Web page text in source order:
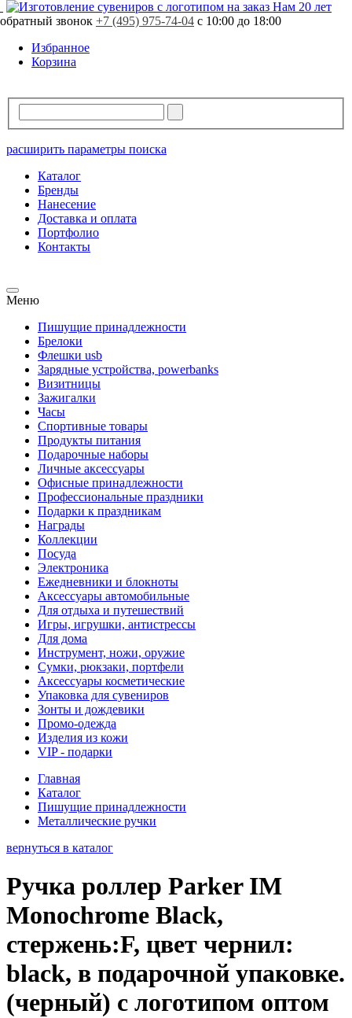
Нам 20 лет
обратный звонок +7 (495) 975-74-04 с 10:00 до 18:00
Избранное
Корзина
расширить параметры поиска
Каталог
Бренды
Нанесение
Доставка и оплата
Портфолио
Контакты
Меню
Пишущие принадлежности
Брелоки
Флешки usb
Зарядные устройства, powerbanks
Визитницы
Зажигалки
Часы
Спортивные товары
Продукты питания
Подарочные наборы
Личные аксессуары
Офисные принадлежности
Профессиональные праздники
Подарки к праздникам
Награды
Коллекции
Посуда
Электроника
Ежедневники и блокноты
Аксессуары автомобильные
Для отдыха и путешествий
Игры, игрушки, антистрессы
Для дома
Инструмент, ножи, оружие
Сумки, рюкзаки, портфели
Аксессуары косметические
Упаковка для сувениров
Зонты и дождевики
Промо-одежда
Изделия из кожи
VIP - подарки
Главная
Каталог
Пишущие принадлежности
Металлические ручки
вернуться в каталог
Ручка роллер Parker IM
Monochrome Black,
стержень:F, цвет чернил:
black, в подарочной упаковке.
(черный) с логотипом оптом